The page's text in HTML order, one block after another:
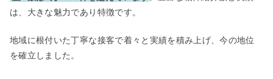
は、大きな魅力であり特徴です。
地域に根付いた丁寧な接客で着々と実績を積み上げ、今の地位
を確立しました。